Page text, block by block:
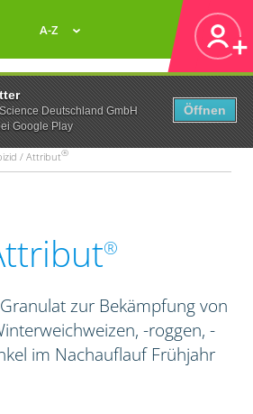
Deutschland GmbH
Google Play
Öffnen
A-Z
/ Attribut®
®
zur Bekämpfung von
-roggen, -
im Nachauflauf Frühjahr